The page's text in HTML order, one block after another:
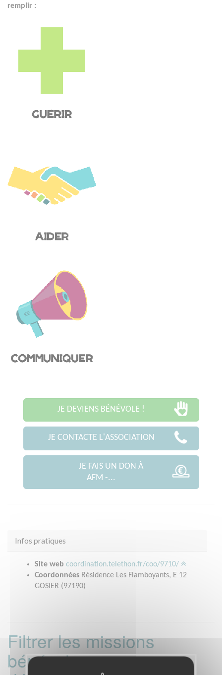
remplir :
JE DEVIENS BÉNÉVOLE !
JE CONTACTE L'ASSOCIATION
JE FAIS UN DON À
AFM -...
Infos pratiques
Site web coordination.telethon.fr/coo/9710/
Coordonnées Résidence Les Flamboyants, E 12
GOSIER (97190)
Filtrer les missions
bénévoles par